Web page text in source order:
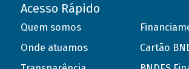
Acesso Rápido
Quem somos
Onde atuamos
Cartão